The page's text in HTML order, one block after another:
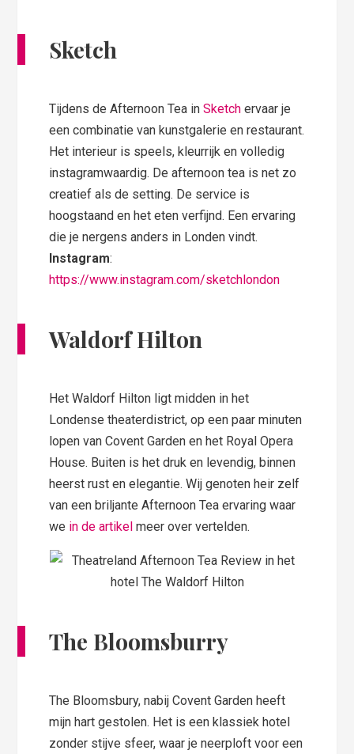
Sketch
Tijdens de Afternoon Tea inSketch ervaar je
een combinatie van kunstgalerie en restaurant.
Het interieur is speels, kleurrijk en volledig
instagramwaardig. De afternoon tea is net zo
creatief als de setting. De service is
hoogstaand en het eten verfijnd. Een ervaring
die je nergens anders in Londen vindt.
Instagram:
https://www.instagram.com/sketchlondon
Waldorf Hilton
Het Waldorf Hilton ligt midden in het
Londense theaterdistrict, op een paar minuten
lopen van Covent Garden en het Royal Opera
House. Buiten is het druk en levendig, binnen
heerst rust en elegantie. Wij genoten heir zelf
van een briljante Afternoon Tea ervaring waar
we in de artikel meer over vertelden.
The Bloomsburry
The Bloomsbury, nabij Covent Garden heeft
mijn hart gestolen. Het is een klassiek hotel
zonder stijve sfeer, waar je neerploft voor een